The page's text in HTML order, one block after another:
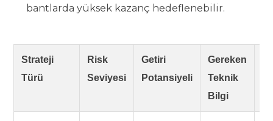
bantlarda yüksek kazanç hedeflenebilir.
Strateji
Türü
Risk
Seviyesi
Getiri
Potansiyeli
Gereken
Teknik
Bilgi